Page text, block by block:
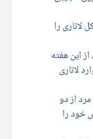
را
این هفته
لاتاری
مرد از دو
خود را